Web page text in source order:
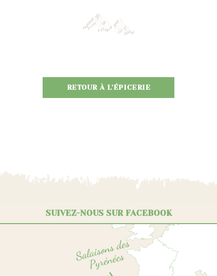
RETOUR À L'ÉPICERIE
SUIVEZ-NOUS SUR FACEBOOK